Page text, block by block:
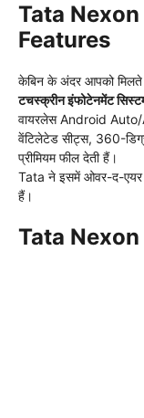
Tata
Features
केबिन के अंदर आपको
टचस्क्रीन इंफोटेनमेंट
वायरलेस Android Auto/
वेंटिलेटेड सीट्स, 360-
प्रीमियम फील देती हैं।
Tata ने इसमें ओवर-द-एयर
हैं।
Tata Nexon